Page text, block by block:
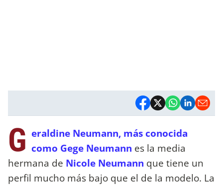
G eraldine Neumann, más conocida
como Gege Neumann es la media
hermana de Nicole Neumann que tiene un
perfil mucho más bajo que el de la modelo. La